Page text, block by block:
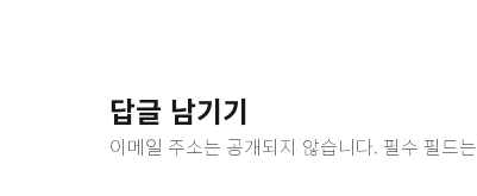
답글 남기기
이메일 주소는 공개되지 않습니다. 필수 필드는